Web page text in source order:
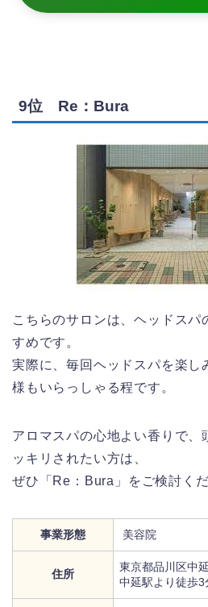
9位 Re：Bura
こちらのサロンは、ヘッドスパ
すめです。
実際に、毎回ヘッドスパを楽し
様もいらっしゃる程です。
アロマスパの心地よい香りで、
ッキリされたい方は、
ぜひ「Re：Bura」をご検討くだ
事業形態 美容院
住所
東京都品川区中
中延駅より徒歩3